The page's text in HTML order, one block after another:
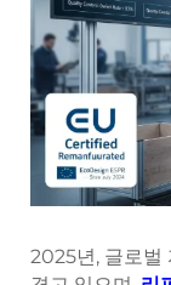
2025년, 글로벌